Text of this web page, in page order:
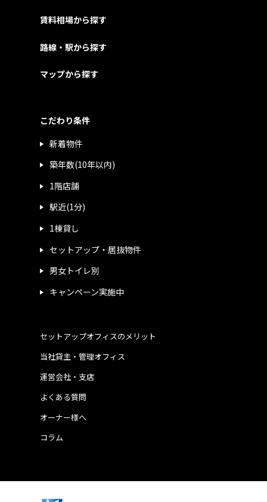
賃料相場から探す
路線・駅から探す
マップから探す
こだわり条件
新着物件
築年数(10年以内)
1階店舗
駅近(1分)
1棟貸し
セットアップ・居抜物件
男女トイレ別
キャンペーン実施中
運営会社・支店
よくある質問
当社貸主・管理オフィス
オーナー様へ
コラム
セットアップオフィスのメリット